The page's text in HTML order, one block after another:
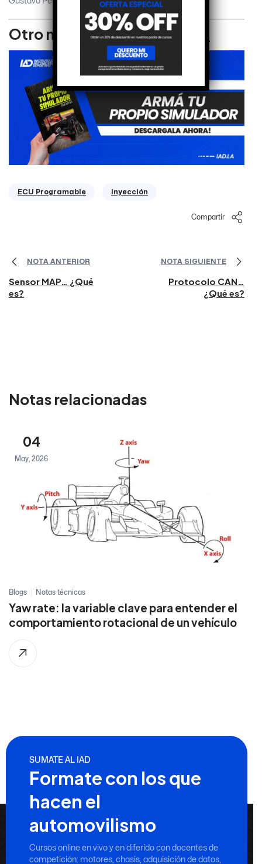
Otro material relacionado:
ECU Programable Inyección
Compartir
NOTA ANTERIOR
Sensor MAP… ¿Qué
es?
NOTA SIGUIENTE
Protocolo CAN…
¿Qué es?
Notas relacionadas
04
May, 2026
Blogs Notas técnicas
Yaw rate: la variable clave para entender el
comportamiento rotacional de un vehículo
SUMATE AL IAD
Formate con los que
hacen el
automovilismo
Cursos online en vivo y en diferido con docentes de
competición: motores, chasis, adquisición de datos,